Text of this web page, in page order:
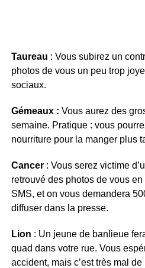
Taureau : Vous subirez un
photos de vous un peu trop
sociaux.
Gémeaux : Vous aurez des
semaine. Pratique : vous
nourriture pour la manger plus
Cancer: Vous serez victime
retrouvé des photos de vous
SMS, et on vous demandera
diffuser dans la presse.
Lion : Un jeune de banlieue
quad dans votre rue. Vous
accident, mais c’est très mal